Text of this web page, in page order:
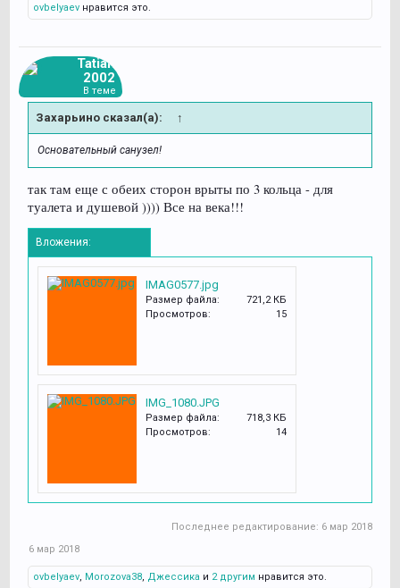
ovbelyaev нравится это.
Tatiana
2002
В теме
Захарьино сказал(а): ↑
Основательный санузел!
так там еще с обеих сторон врыты по 3 кольца - для
туалета и душевой )))) Все на века!!!
Вложения:
IMAG0577.jpg
Размер файла:
721,2 КБ
Просмотров:
15
IMG_1080.JPG
Размер файла:
718,3 КБ
Просмотров:
14
Последнее редактирование: 6 мар 2018
6 мар 2018
ovbelyaev, Morozova38, Джессика и 2 другим нравится это.